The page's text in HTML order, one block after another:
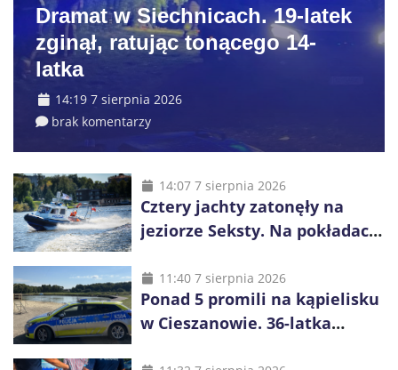
Dramat w Siechnicach. 19-latek
zginął, ratując tonącego 14-
latka
14:19 7 sierpnia 2026
brak komentarzy
14:07 7 sierpnia 2026
Cztery jachty zatonęły na
jeziorze Seksty. Na pokładach
małoletnich
11:40 7 sierpnia 2026
Ponad 5 promili na kąpielisku
w Cieszanowie. 36-latka